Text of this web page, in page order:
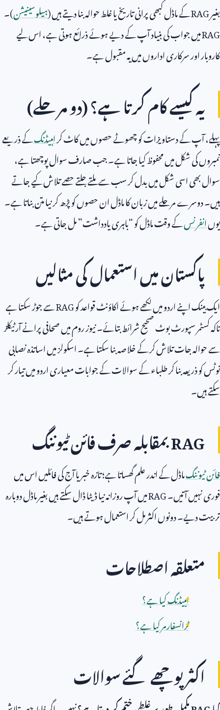
بغیرRAGکے ماڈل کبھی پرانی تاریخ یا غلط حوالہ بنا دیتے ہیں (ہیلوسینیشن)۔
RAGمیں جواب کی بنیاد آپ کے دیے ہوئے ذرائع ہوتی ہے، اس لیے
کاروبار اور سرکاری اداروں میں یہ مقبول ہے۔
یہ کیسے کام کرتا ہے؟ (دو مرحلے)
پہلے، آپ کے دستاویزات کو چھوٹے حصوں میں کاٹ کرامبیڈنگکے ذریعے
نمبروں کی شکل میں محفوظ کیا جاتا ہے۔ جب صارف سوال پوچھتا ہے،
سوال بھی اسی شکل میں بدل کر سب سے ملتے جلتے حصے تلاش کیے جاتے
ہیں۔ دوسرے مرحلے میں زبان کا ماڈل ان حصوں کو پڑھ کر نیا متن بناتا ہے۔
یوںانفرنسکے وقت ماڈل کو “باہری یادداشت” مل جاتی ہے۔
پاکستان میں استعمال کی مثالیں
ایک بینک اپنے اردو میں لکھے ہوئے اکاؤنٹ قواعد کوRAGسے جوڑ سکتا ہے
تاکہ کسٹمر سپورٹ بوٹ صحیح شرائط بتائے۔ نیوز روم میں صحافی پرانے آرٹیکلز
سے حوالہ جات تلاش کر کے خلاصہ بنا سکتا ہے۔ اسکولز میں اساتذہ نصابی
نوٹس کو ذریعہ بنا کر طلباء کے سوالات کے جوابات معیاری اردو میں تیار کر
سکتے ہیں۔
RAGبمقابلہ صرف فائن ٹیوننگ
فائن ٹیوننگماڈل کے اندر علم گھساتا ہے؛ تازہ خبر یا آج کی فائلیں اس میں
فوری نہیں آتیں۔RAGمیں آپ روزانہ نیا ڈیٹا ڈال سکتے ہیں بغیر ماڈل دوبارہ
تربیت دیے۔ دونوں اکثر مل کر استعمال ہوتے ہیں۔
متعلقہ اصطلاحات
امبیڈنگ کیا ہے؟
ٹرانسفارمر کیا ہے؟
اکثر پوچھے گئے سوالات